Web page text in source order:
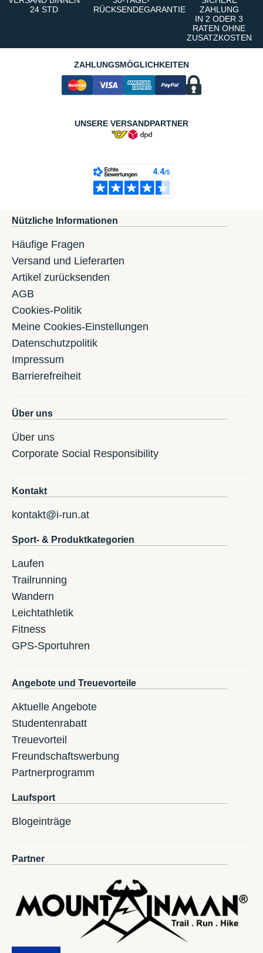
24 STD
RÜCKSENDEGARANTIE
ZAHLUNG
IN 2 ODER 3
RATEN OHNE
ZUSATZKOSTEN
ZAHLUNGSMÖGLICHKEITEN
UNSERE VERSANDPARTNER
Nützliche Informationen
Häufige Fragen
Versand und Lieferarten
Artikel zurücksenden
AGB
Cookies-Politik
Meine Cookies-Einstellungen
Datenschutzpolitik
Impressum
Barrierefreiheit
Über uns
Über uns
Corporate Social Responsibility
Kontakt
kontakt@i-run.at
Sport- & Produktkategorien
Laufen
Trailrunning
Wandern
Leichtathletik
Fitness
GPS-Sportuhren
Angebote und Treuevorteile
Aktuelle Angebote
Studentenrabatt
Treuevorteil
Freundschaftswerbung
Partnerprogramm
Laufsport
Blogeinträge
Partner